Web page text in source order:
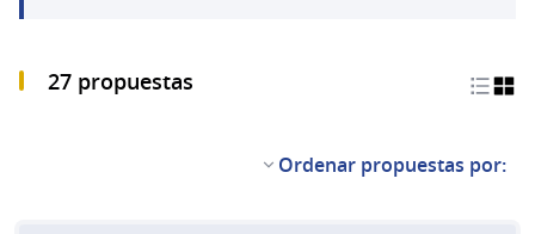
27 propuestas
Ordenar propuestas por: